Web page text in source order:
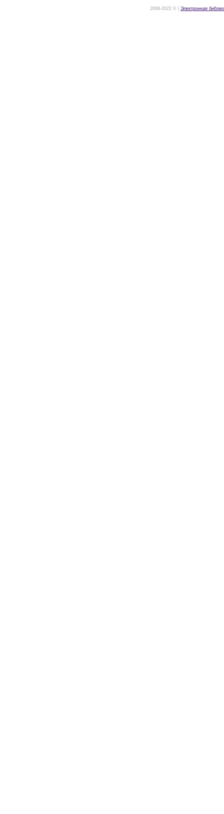
2008-2022 © | Электронная